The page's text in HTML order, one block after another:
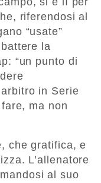
riferendosi al
“usate”
la
“un punto di
in Serie
ma non
che gratifica, e
L’allenatore
al suo